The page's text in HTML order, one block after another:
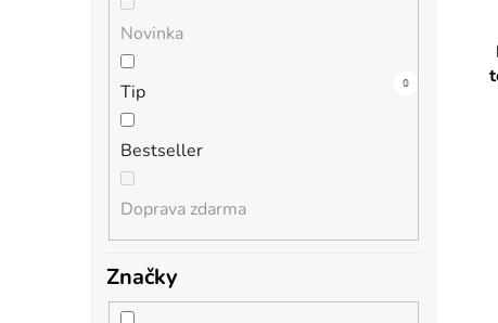
3
Novinka
0
Tip 1
Bestseller
1
Doprava zdarma
0
Značky
u